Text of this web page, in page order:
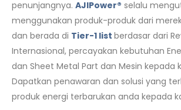
penunjangnya. AJIPower® selalu
menggunakan produk-produk dari
dan berada di Tier-1 list berdasar dari
Internasional, percayakan kebutuhan
dan Sheet Metal Part dan Mesin kepada
Dapatkan penawaran dan solusi yang
produk energi terbarukan anda kepada